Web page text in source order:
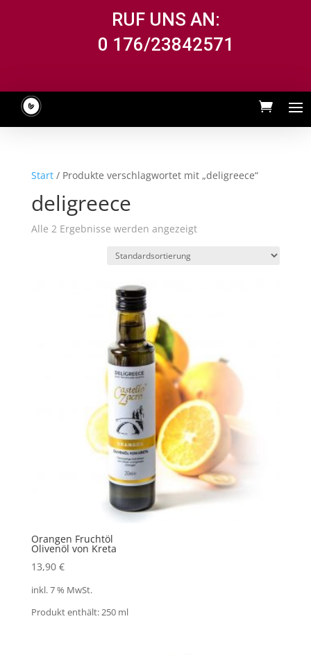
RUF UNS AN:
0 176/23842571
Start/ Produkte verschlagwortet mit „deligreece“
deligreece
Alle 2 Ergebnisse werden angezeigt
Orangen Fruchtöl
Olivenöl von Kreta
13,90 €
inkl. 7 % MwSt.
Produkt enthält: 250 ml